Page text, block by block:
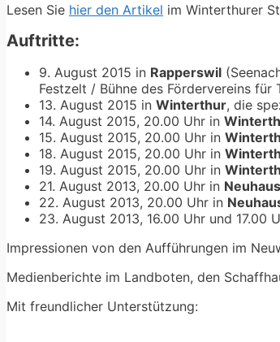
Lesen Sie hier den Artikel im Winterthurer
Auftritte:
9. August 2015 in Rapperswil
Festzelt / Bühne des Fördervereins für
13. August 2015 in Winterthur, die
14. August 2015, 20.00 Uhr in
15. August 2015, 20.00 Uhr in
18. August 2015, 20.00 Uhr in
19. August 2015, 20.00 Uhr in
21. August 2013, 20.00 Uhr in
22. August 2013, 20.00 Uhr in
23. August 2013, 16.00 Uhr und 17.00
Impressionen von den Aufführungen im
Medienberichte im Landboten, den
Mit freundlicher Unterstützung: